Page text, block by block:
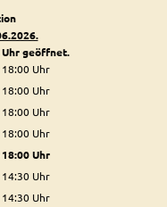
Uhr geöffnet.
18:00Uhr
Von 09:30 bis 18:00 Uhr
18:00Uhr
Von 09:30 bis 18:00 Uhr
18:00Uhr
Von 09:30 bis 18:00 Uhr
18:00Uhr
Von 09:30 bis 18:00 Uhr
18:00Uhr
Von 09:30 bis 18:00 Uhr
14:30Uhr
Von 09:30 bis 14:30 Uhr
14:30Uhr